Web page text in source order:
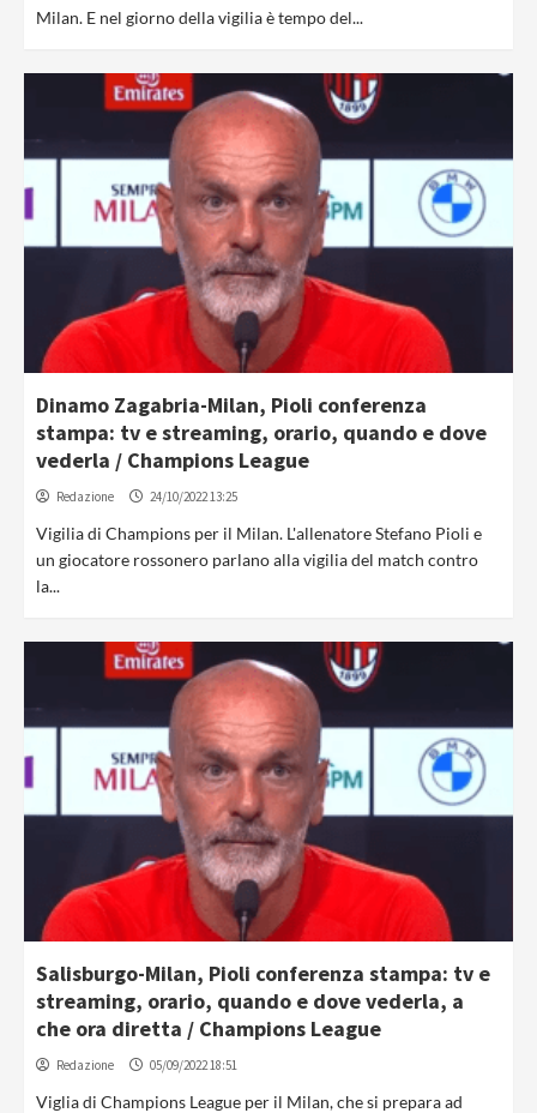
Milan. E nel giorno della vigilia è tempo del...
Dinamo Zagabria-Milan, Pioli conferenza
stampa: tv e streaming, orario, quando e dove
vederla / Champions League
Redazione 24/10/2022 13:25
Vigilia di Champions per il Milan. L'allenatore Stefano Pioli e
un giocatore rossonero parlano alla vigilia del match contro
la...
Salisburgo-Milan, Pioli conferenza stampa: tv e
streaming, orario, quando e dove vederla, a
che ora diretta / Champions League
Redazione 05/09/2022 18:51
Viglia di Champions League per il Milan, che si prepara ad